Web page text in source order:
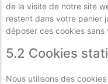
de la visite de notre site
restent dans votre panier
déposer ces cookies
5.2 Cookies
Nous utilisons des